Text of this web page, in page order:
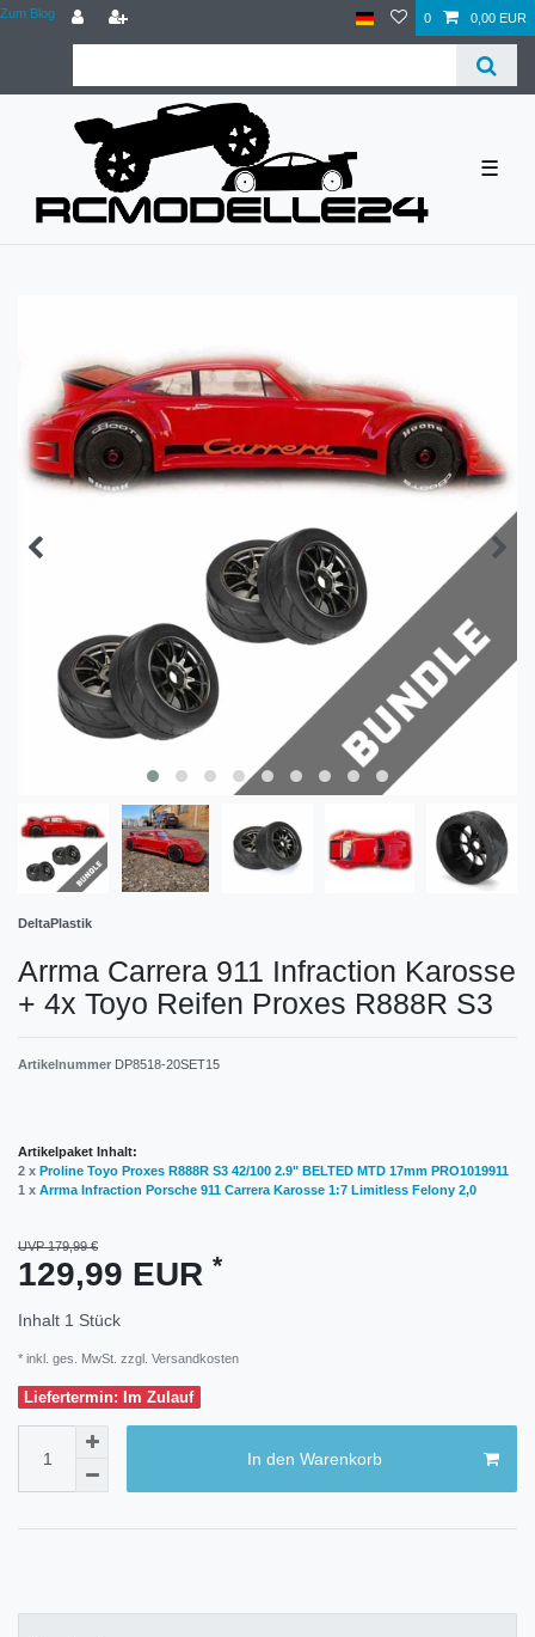
Zum Blog 0 0,00 EUR
☰
DeltaPlastik
Arrma Carrera 911 Infraction Karosse
+ 4x Toyo Reifen Proxes R888R S3
Artikelnummer DP8518-20SET15
Artikelpaket Inhalt:
2 x Proline Toyo Proxes R888R S3 42/100 2.9" BELTED MTD 17mm PRO1019911
1 x Arrma Infraction Porsche 911 Carrera Karosse 1:7 Limitless Felony 2,0
UVP 179,99 €
129,99 EUR *
Inhalt 1 Stück
* inkl. ges. MwSt. zzgl. Versandkosten
Liefertermin: Im Zulauf
In den Warenkorb